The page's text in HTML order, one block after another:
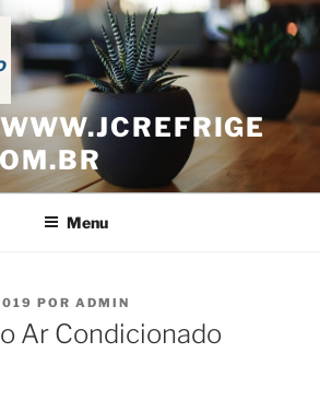
Menu
POR ADMIN
Ar Condicionado